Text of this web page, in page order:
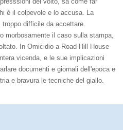
è il colpevole e lo accusa. La
difficile da accettare.
morbosamente il caso sulla stampa,
In Omicidio a Road Hill House
vicenda, e le sue implicazioni
documenti e giornali dell'epoca e
e bravura le tecniche del giallo.